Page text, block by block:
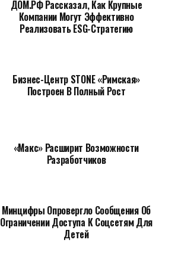
ДОМ.РФ Рассказал, Как Крупные
Компании Могут Эффективно
Реализовать ESG-Стратегию
Бизнес-Центр STONE «Римская»
Построен В Полный Рост
«Макс» Расширит Возможности
Разработчиков
Минцифры Опровергло Сообщения Об
Ограничении Доступа К Соцсетям Для
Детей